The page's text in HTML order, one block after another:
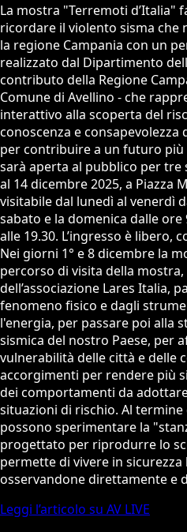
La mostra "Terremoti d’Italia"
ricordare il violento sisma che
la regione Campania con un
realizzato dal Dipartimento
contributo della Regione
Comune di Avellino - che
interattivo alla scoperta del
conoscenza e
per contribuire a un futuro più
sarà aperta al pubblico per
al 14 dicembre 2025, a Piazza
visitabile dal lunedì al venerdì
sabato e la domenica dalle ore
alle 19.30. L’ingresso è libero,
Nei giorni 1° e 8 dicembre la
percorso di visita della
dell’associazione Lares Italia,
fenomeno fisico e dagli
l'energia, per passare poi alla
sismica del nostro Paese, per
vulnerabilità delle città e delle
accorgimenti per rendere più
dei comportamenti da
situazioni di rischio. Al
possono sperimentare la
progettato per riprodurre lo
permette di vivere in
osservandone direttamente e
Leggi l’articolo su AV LIVE